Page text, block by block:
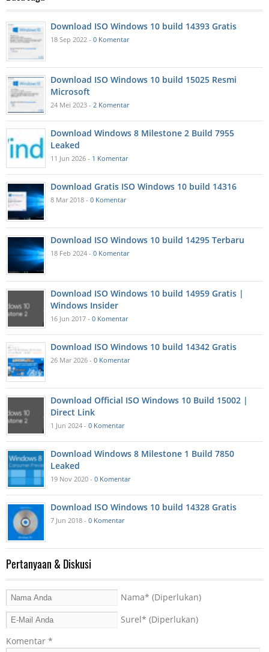
Download ISO Windows 10 build 14393 Gratis
18 Sep 2022 - 0 Komentar
Download ISO Windows 10 build 15025 Resmi
Microsoft
24 Mei 2023 - 2 Komentar
Download Windows 8 Milestone 2 Build 7955
Leaked
11 Jun 2026 - 1 Komentar
Download Gratis ISO Windows 10 build 14316
8 Mar 2018 - 0 Komentar
Download ISO Windows 10 build 14295 Terbaru
18 Feb 2024 - 0 Komentar
Download ISO Windows 10 build 14959 Gratis |
Windows Insider
16 Jun 2017 - 0 Komentar
Download ISO Windows 10 build 14342 Gratis
26 Mar 2026 - 0 Komentar
Download Official ISO Windows 10 Build 15002 |
Direct Link
1 Jun 2024 - 0 Komentar
Download Windows 8 Milestone 1 Build 7850
Leaked
19 Nov 2020 - 0 Komentar
Download ISO Windows 10 build 14328 Gratis
7 Jun 2018 - 0 Komentar
Pertanyaan & Diskusi
Nama* (Diperlukan)
Surel* (Diperlukan)
Komentar *